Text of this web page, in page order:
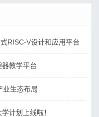
RISC-V设计和应用平台
教学平台
业生态布局
计划上线啦！